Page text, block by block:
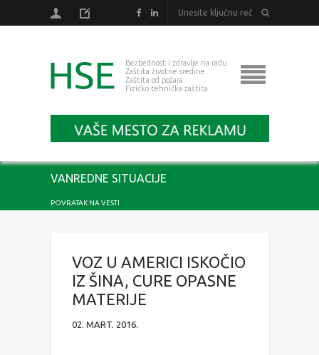
Bezbednost i zdravlje na radu
Zaštita životne sredine
Zaštita od požara
Fizičko tehnička zaštita
VANREDNE SITUACIJE
POVRATAK NA VESTI
VOZ U AMERICI ISKOČIO
IZ ŠINA, CURE OPASNE
MATERIJE
02. MART. 2016.